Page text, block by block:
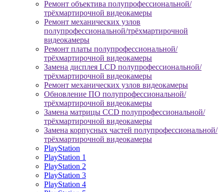
Ремонт объектива полупрофессиональной/
трёхмартирочной видеокамеры
Ремонт механических узлов
полупрофессиональной/трёхмартирочной
видеокамеры
Ремонт платы полупрофессиональной/
трёхмартирочной видеокамеры
Замена дисплея LCD полупрофессиональной/
трёхмартирочной видеокамеры
Ремонт механических узлов видеокамеры
Обновление ПО полупрофессиональной/
трёхмартирочной видеокамеры
Замена матрицы CCD полупрофессиональной/
трёхмартирочной видеокамеры
Замена корпусных частей полупрофессиональной/
трёхмартирочной видеокамеры
PlayStation
PlayStation 1
PlayStation 2
PlayStation 3
PlayStation 4